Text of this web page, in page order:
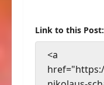
Link to this Post:
<a